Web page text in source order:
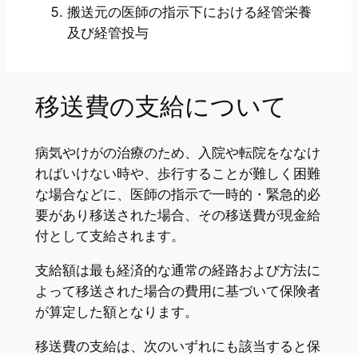
搬送元の医師の指示下における経管栄養
及び経管投与
移送費の支給について
病気やけがの治療のため、入院や転院をななけ
ればいけない時や、歩行することが難しく困難
な場合などに、医師の指示で一時的・緊急的必
要があり移送された場合、その移送費が現金給
付として支給されます。
支給額は最も経済的な通常の経路および方法に
よって移送された場合の費用に基づいて保険者
が算定した額となります。
移送費の支給は、次のいずれにも該当すると保